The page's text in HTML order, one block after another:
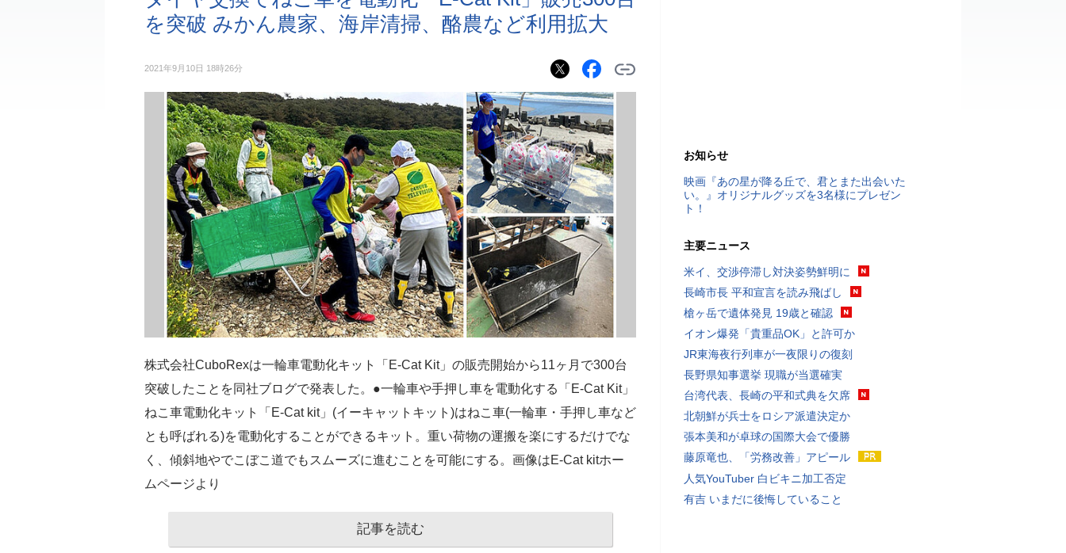
を突破 みかん農家、海岸清掃、酪農など利用拡大
2021年9月10日 18時26分
株式会社CuboRexは一輪車電動化キット「E-Cat Kit」の販売開始から11ヶ月で300台
突破したことを同社ブログで発表した。●一輪車や手押し車を電動化する「E-Cat Kit」
ねこ車電動化キット「E-Cat kit」(イーキャットキット)はねこ車(一輪車・手押し車など
とも呼ばれる)を電動化することができるキット。重い荷物の運搬を楽にするだけでな
く、傾斜地やでこぼこ道でもスムーズに進むことを可能にする。画像はE-Cat kitホー
ムページより
記事を読む
お知らせ
映画『あの星が降る丘で、君とまた出会いた
い。』オリジナルグッズを3名様にプレゼン
ト！
主要ニュース
米イ、交渉停滞し対決姿勢鮮明に
長崎市長 平和宣言を読み飛ばし
槍ヶ岳で遺体発見 19歳と確認
イオン爆発「貴重品OK」と許可か
JR東海夜行列車が一夜限りの復刻
長野県知事選挙 現職が当選確実
台湾代表、長崎の平和式典を欠席
北朝鮮が兵士をロシア派遣決定か
張本美和が卓球の国際大会で優勝
藤原竜也、「労務改善」アピール
人気YouTuber 白ビキニ加工否定
有吉 いまだに後悔していること